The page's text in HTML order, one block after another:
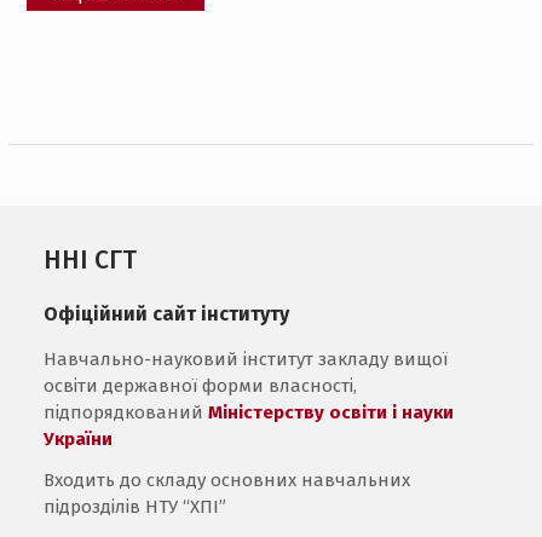
за
ННІ СГТ
Офіційний сайт інституту
Навчально-науковий інститут закладу вищої
освіти державної форми власності,
підпорядкованийМіністерству освіти і науки
України
Входить до складу основних навчальних
підрозділів НТУ “ХПІ”